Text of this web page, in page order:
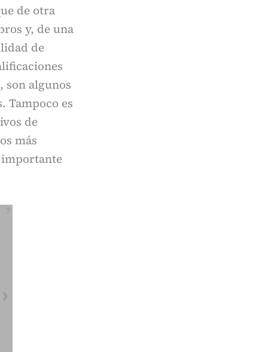
de otra
y, de una
de
son algunos
Tampoco es
de
más
importante